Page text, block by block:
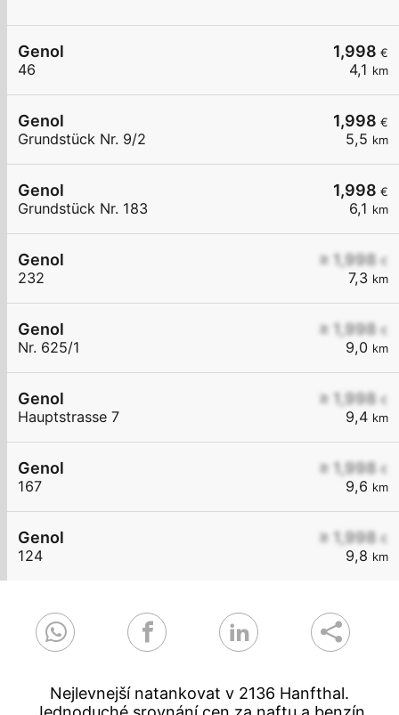
1,998 €
4,1 km
Genol
46
1,998 €
5,5 km
Genol
Grundstück Nr. 9/2
1,998 €
6,1 km
Genol
Grundstück Nr. 183
≥ 1,998 €
7,3 km
Genol
232
≥ 1,998 €
9,0 km
Genol
Nr. 625/1
≥ 1,998 €
9,4 km
Genol
Hauptstrasse 7
≥ 1,998 €
9,6 km
Genol
167
≥ 1,998 €
9,8 km
Genol
124
Nejlevnejší natankovat v 2136 Hanfthal.